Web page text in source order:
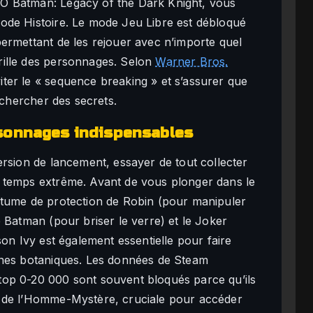
Batman: Legacy of the Dark Knight, vous
Histoire. Le mode Jeu Libre est débloqué
de les rejouer avec n’importe quel
des personnages. SelonWarner Bros.
le « sequence breaking » et s’assurer que
des secrets.
indispensables
de lancement, essayer de tout collecter
extrême. Avant de vous plonger dans le
de protection de Robin (pour manipuler
Batman (pour briser le verre) et le Joker
Ivy est également essentielle pour faire
botaniques. Les données de Steam
0-20 000 sont souvent bloqués parce qu’ils
l’Homme-Mystère, cruciale pour accéder